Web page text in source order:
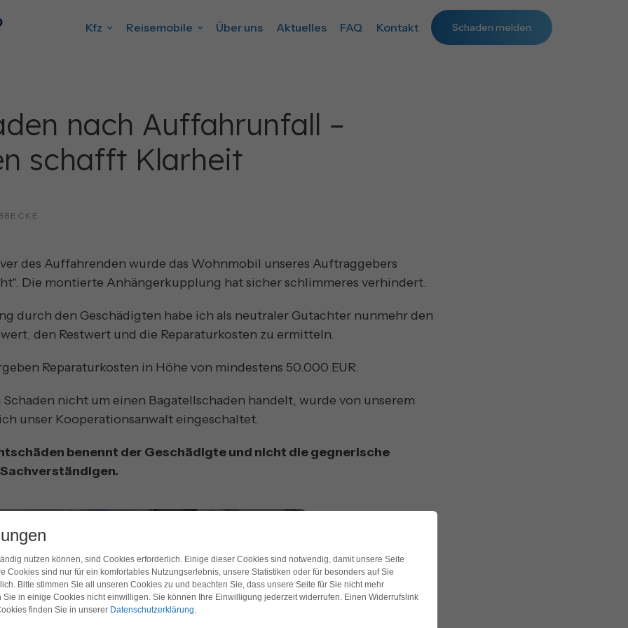
Kfz Reisemobile Über uns Aktuelles FAQ Kontakt Schaden melden
nach Auffahrunfall –
schafft Klarheit
des Auffahrenden wurde das Wohnmobil unseres Auftraggebers
Die montierte Anhängerkupplung hat sicher schlimmeres verhindert.
durch den Geschädigten habe ich als neutraler Gutachter nunmehr den
den Restwert und die Reparaturkosten zu ermitteln.
Reparaturkosten in Höhe von mindestens 50.000 EUR.
Schaden nicht um einen Bagatellschaden handelt, wurde von unserem
unser Kooperationsanwalt eingeschaltet.
benennt der Geschädigte und nicht die gegnerische
nutzen können, sind Cookies erforderlich. Einige dieser Cookies sind notwendig, damit unsere Seite
Cookies sind nur für ein komfortables Nutzungserlebnis, unsere Statistiken oder für besonders auf Sie
Bitte stimmen Sie all unseren Cookies zu und beachten Sie, dass unsere Seite für Sie nicht mehr
Sie in einige Cookies nicht einwilligen. Sie können Ihre Einwilligung jederzeit widerrufen. Einen Widerrufslink
finden Sie in unserer Datenschutzerklärung